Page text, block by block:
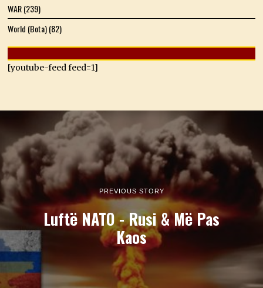
WAR(239)
World (Bota)(82)
[youtube-feed feed=1]
PREVIOUS STORY
Luftë NATO - Rusi & Më Pas
Kaos